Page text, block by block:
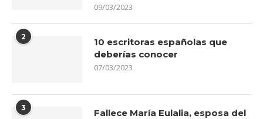
09/03/2023
2
10 escritoras españolas que
deberías conocer
07/03/2023
3
Fallece María Eulalia, esposa del